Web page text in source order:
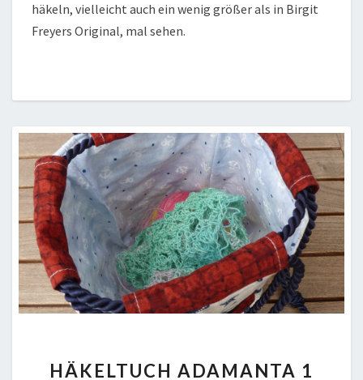
häkeln, vielleicht auch ein wenig größer als in Birgit
Freyers Original, mal sehen.
ADAMANTA
HÄKELTUCH ADAMANTA 1